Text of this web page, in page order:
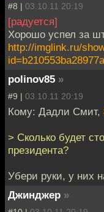
#8 | 03.10.11 20:19
[радуется]
Хорошо успел за
http://imglink.ru/
polinov85 »
#9 | 03.10.11 20:19
Кому: Дадли Смит,
> Сколько будет
президента?
Убери руки, у них
Джинджер »